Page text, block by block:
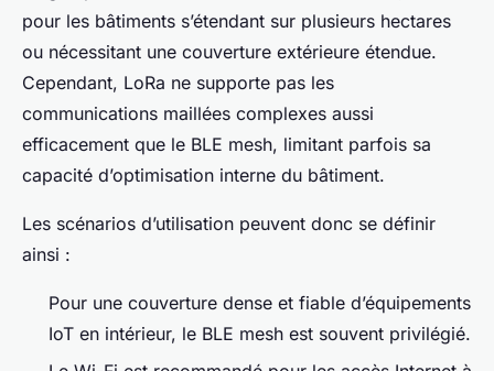
pour les bâtiments s’étendant sur plusieurs hectares
ou nécessitant une couverture extérieure étendue.
Cependant, LoRa ne supporte pas les
communications maillées complexes aussi
efficacement que le BLE mesh, limitant parfois sa
capacité d’optimisation interne du bâtiment.
Les scénarios d’utilisation peuvent donc se définir
ainsi :
Pour une couverture dense et fiable d’équipements
IoT en intérieur, le BLE mesh est souvent privilégié.